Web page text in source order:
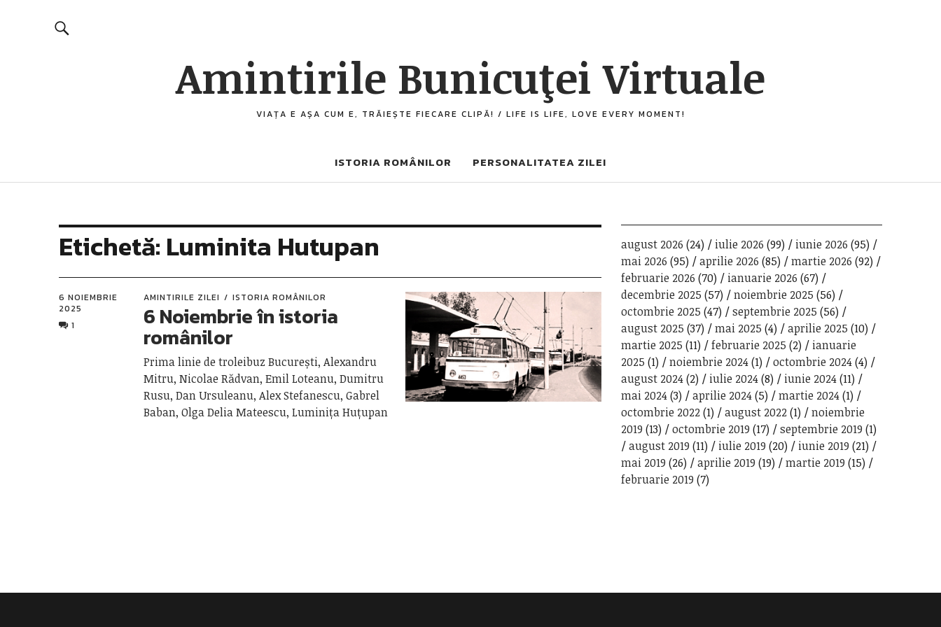
Amintirile Bunicuţei Virtuale
VIAȚA E AȘA CUM E, TRĂIEȘTE FIECARE CLIPĂ! / LIFE IS LIFE, LOVE EVERY MOMENT!
ISTORIA ROMÂNILOR PERSONALITATEA ZILEI
Etichetă: Luminita Hutupan
6 NOIEMBRIE
2025
1
AMINTIRILE ZILEI ISTORIA ROMÂNILOR
6 Noiembrie în istoria
românilor
Prima linie de troleibuz București, Alexandru
Mitru, Nicolae Rădvan, Emil Loteanu, Dumitru
Rusu, Dan Ursuleanu, Alex Stefanescu, Gabrel
Baban, Olga Delia Mateescu, Luminița Huțupan
august 2026 (24) iulie 2026 (99) iunie 2026 (95)
mai 2026 (95) aprilie 2026 (85) martie 2026 (92)
februarie 2026 (70) ianuarie 2026 (67)
decembrie 2025 (57) noiembrie 2025 (56)
octombrie 2025 (47) septembrie 2025 (56)
august 2025 (37) mai 2025 (4) aprilie 2025 (10)
martie 2025 (11) februarie 2025 (2)
ianuarie
2025 (1) noiembrie 2024(1) octombrie 2024(4)
august 2024(2) iulie 2024(8) iunie 2024(11)
mai 2024(3) aprilie 2024(5) martie 2024(1)
octombrie 2022(1) august 2022(1)
noiembrie
2019 (13) octombrie 2019 (17) septembrie 2019 (1)
august 2019 (11) iulie 2019 (20) iunie 2019 (21)
mai 2019 (26) aprilie 2019 (19) martie 2019 (15)
februarie 2019 (7)